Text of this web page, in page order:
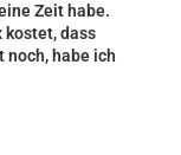
Zeit habe.
kostet, dass
noch, habe ich